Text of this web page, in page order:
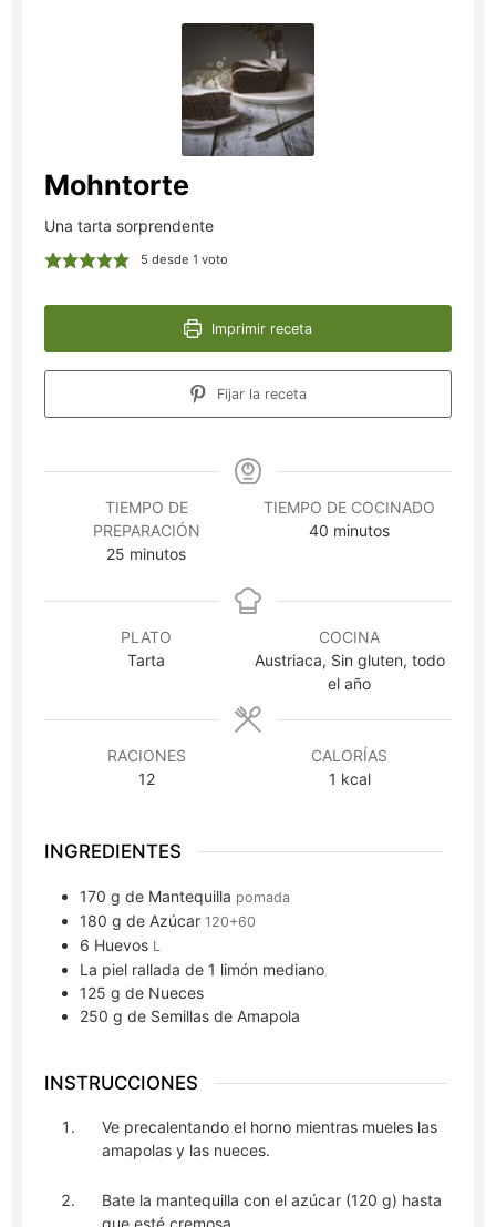
Mohntorte
Una tarta sorprendente
5 desde 1 voto
Imprimir receta
Fijar la receta
TIEMPO DE
PREPARACIÓN
25 minutos
minutos
TIEMPO DE COCINADO
40 minutos
minutos
PLATO
Tarta
COCINA
Austriaca, Sin gluten, todo
el año
RACIONES
12
CALORÍAS
1 kcal
INGREDIENTES
170 g de Mantequilla pomada
180 g de Azúcar 120+60
6 Huevos L
La piel rallada de 1 limón mediano
125 g de Nueces
250 g de Semillas de Amapola
INSTRUCCIONES
Ve precalentando el horno mientras mueles las
amapolas y las nueces.
Bate la mantequilla con el azúcar (120 g) hasta
que esté cremosa.